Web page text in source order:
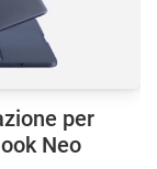
per
Neo